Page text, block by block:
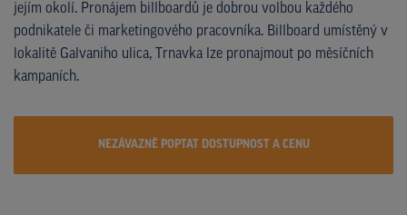
jejím okolí. Pronájem billboardů je dobrou volbou každého
podnikatele či marketingového pracovníka. Billboard umístěný v
lokalitě Galvaniho ulica, Trnavka lze pronajmout po měsíčních
kampaních.
NEZÁVAZNĚ POPTAT DOSTUPNOST A CENU